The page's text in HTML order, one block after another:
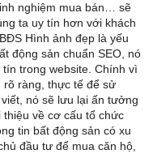
nghiệm mua bán… sẽ
ta uy tín hơn với khách
Hình ảnh đẹp là yếu
động sản chuẩn SEO, nó
trong website. Chính vì
ràng, thực tế để sử
nó sẽ lưu lại ấn tưởng
về cơ cấu tổ chức
tin bất động sản có xu
đầu tư để mua căn hộ,